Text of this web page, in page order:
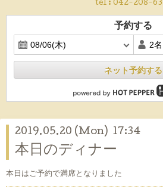
tel : 042-208-
予約する
ネット予約する
2019.05.20 (Mon) 17:34
本日のディナー
本日はご予約で満席となりました